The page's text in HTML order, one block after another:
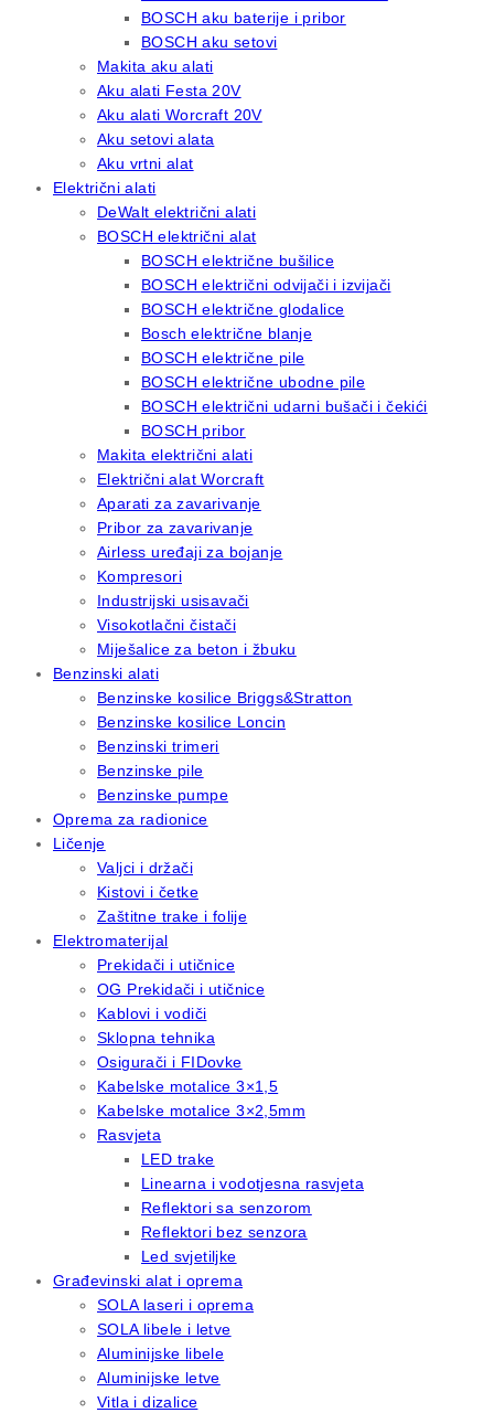
BOSCH aku baterije i pribor
BOSCH aku setovi
Makita aku alati
Aku alati Festa 20V
Aku alati Worcraft 20V
Aku setovi alata
Aku vrtni alat
Električni alati
DeWalt električni alati
BOSCH električni alat
BOSCH električne bušilice
BOSCH električni odvijači i izvijači
BOSCH električne glodalice
Bosch električne blanje
BOSCH električne pile
BOSCH električne ubodne pile
BOSCH električni udarni bušači i čekići
BOSCH pribor
Makita električni alati
Električni alat Worcraft
Aparati za zavarivanje
Pribor za zavarivanje
Airless uređaji za bojanje
Kompresori
Industrijski usisavači
Visokotlačni čistači
Miješalice za beton i žbuku
Benzinski alati
Benzinske kosilice Briggs&Stratton
Benzinske kosilice Loncin
Benzinski trimeri
Benzinske pile
Benzinske pumpe
Oprema za radionice
Ličenje
Valjci i držači
Kistovi i četke
Zaštitne trake i folije
Elektromaterijal
Prekidači i utičnice
OG Prekidači i utičnice
Kablovi i vodiči
Sklopna tehnika
Osigurači i FIDovke
Kabelske motalice 3×1,5
Kabelske motalice 3×2,5mm
Rasvjeta
LED trake
Linearna i vodotjesna rasvjeta
Reflektori sa senzorom
Reflektori bez senzora
Led svjetiljke
Građevinski alat i oprema
SOLA laseri i oprema
SOLA libele i letve
Aluminijske libele
Aluminijske letve
Vitla i dizalice